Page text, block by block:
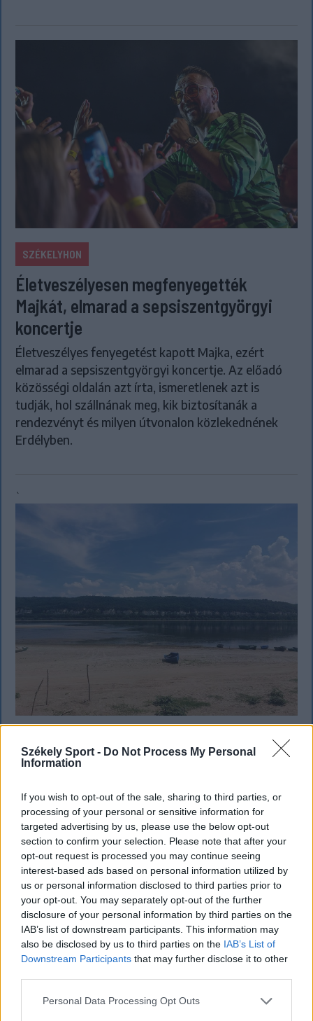
Székely Sport - Do Not Process My Personal
Information
If you wish to opt-out of the sale, sharing to third parties, or
processing of your personal or sensitive information for
targeted advertising by us, please use the below opt-out
section to confirm your selection. Please note that after your
opt-out request is processed you may continue seeing
interest-based ads based on personal information utilized by
us or personal information disclosed to third parties prior to
your opt-out. You may separately opt-out of the further
disclosure of your personal information by third parties on the
IAB’s list of downstream participants. This information may
also be disclosed by us to third parties on the IAB’s List of
Downstream Participants that may further disclose it to other
Personal Data Processing Opt Outs
SZÉKELYHON
Életveszélyesen megfenyegették
Majkát, elmarad a sepsiszentgyörgyi
koncertje
Életveszélyes fenyegetést kapott Majka, ezért
elmarad a sepsiszentgyörgyi koncertje. Az előadó
közösségi oldalán azt írta, ismeretlenek azt is
tudják, hol szállnának meg, kik biztosítanák a
rendezvényt és milyen útvonalon közlekednének
Erdélyben.
`
Miért alacsony Romániában a Duna
vízállása, ha az elmúlt hetekben heves
esőzések voltak?
Romániában az elmúlt hetekben heves esőzések
voltak, az ország mégsem mentesül a Duna alacsony
vízállása miatti problémáktól, hiszen már a
cernavodai atomerőmű működése is veszélybe
került.